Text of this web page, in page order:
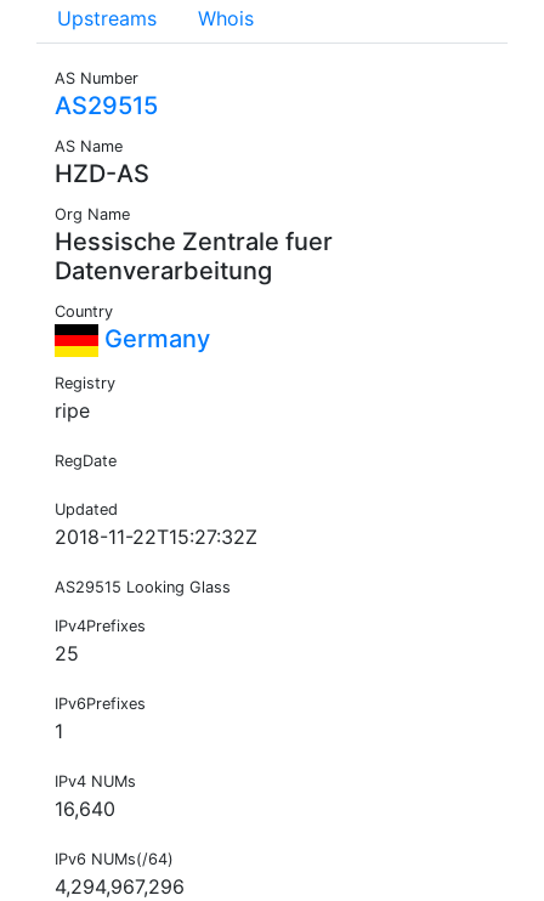
Upstreams Whois
AS Number
AS29515
AS Name
HZD-AS
Org Name
Hessische Zentrale fuer
Datenverarbeitung
Country
Germany
Registry
ripe
RegDate
Updated
2018-11-22T15:27:32Z
AS29515 Looking Glass
IPv4Prefixes
25
IPv6Prefixes
1
IPv4 NUMs
16,640
IPv6 NUMs(/64)
4,294,967,296